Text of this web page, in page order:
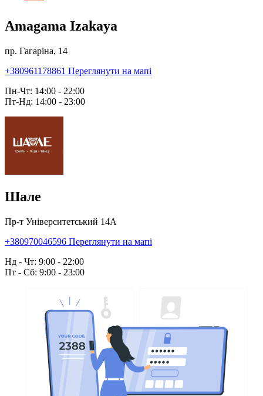
Amagama Izakaya
пр. Гагаріна, 14
+380961178861 Переглянути на мапі
Пн-Чт: 14:00 - 22:00
Пт-Нд: 14:00 - 23:00
Шале
Пр-т Університетський 14А
+380970046596 Переглянути на мапі
Нд - Чт: 9:00 - 22:00
Пт - Сб: 9:00 - 23:00